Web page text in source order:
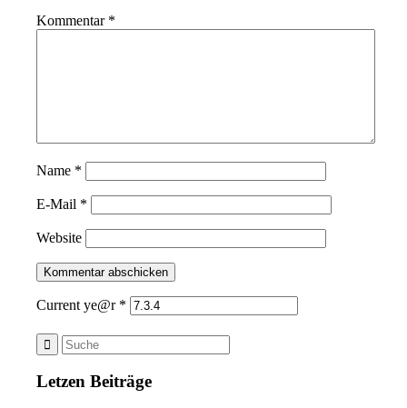
Kommentar *
Name *
E-Mail *
Website
Current ye@r *
Letzen Beiträge